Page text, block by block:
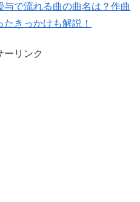
与で流れる曲の曲名は？作曲
きっかけも解説！
ーリンク